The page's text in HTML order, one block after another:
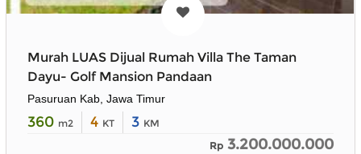
Murah LUAS Dijual Rumah Villa The Taman
Dayu- Golf Mansion Pandaan
Pasuruan Kab, Jawa Timur
360 m2 4 KT 3 KM
Rp 3.200.000.000